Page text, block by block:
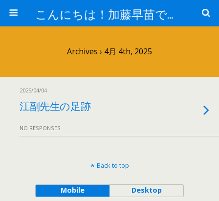
こんにちは！加藤早苗です。
Archives › 4月 4th, 2025
2025/04/04
江副先生の足跡
NO RESPONSES
Back to top
Mobile Desktop